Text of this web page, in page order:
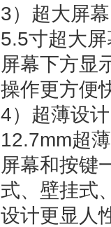
3）超大屏
5.5寸超大
屏幕下方显
操作更方便
4）超薄设
12.7mm超
屏幕和按键
式、壁挂式
设计更显人